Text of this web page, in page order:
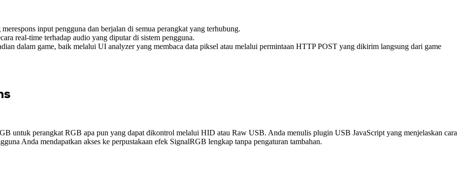
input pengguna dan berjalan di semua perangkat yang terhubung.
real-time terhadap audio yang diputar di sistem pengguna.
dalam game, baik melalui UI analyzer yang membaca data piksel atau melalui permintaan HTTP POST yang dikirim langsung dari game
untuk perangkat RGB apa pun yang dapat dikontrol melalui HID atau Raw USB. Anda menulis plugin USB JavaScript yang menjelaskan cara
Anda mendapatkan akses ke perpustakaan efek SignalRGB lengkap tanpa pengaturan tambahan.